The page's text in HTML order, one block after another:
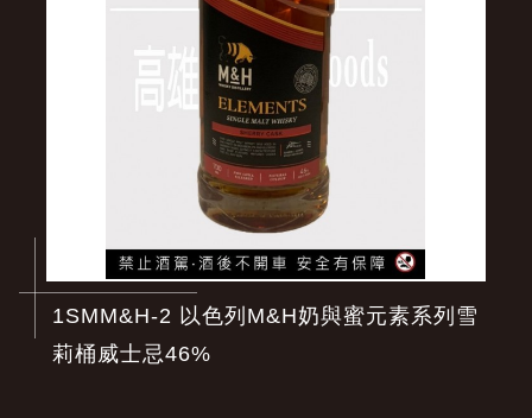
1SMM&H-2 以色列M&H奶與蜜元素系列雪
莉桶威士忌46%